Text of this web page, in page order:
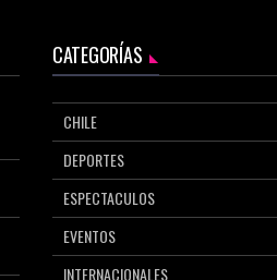
CATEGORÍAS
CHILE
DEPORTES
ESPECTACULOS
EVENTOS
INTERNACIONALES